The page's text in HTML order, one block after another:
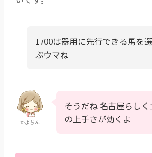
1700は器用に先行できる馬を選
ぶウマね
かよちん
そうだね 名古屋らしく
の上手さが効くよ